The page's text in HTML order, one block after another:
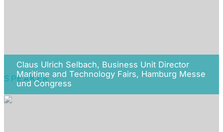
Claus Ulrich Selbach, Business Unit Director
Maritime and Technology Fairs, Hamburg Messe
und Congress
SPEAKER